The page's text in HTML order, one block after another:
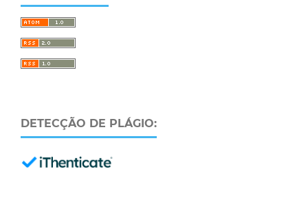
DETECÇÃO DE PLÁGIO: